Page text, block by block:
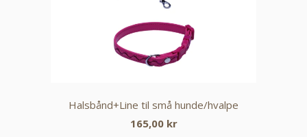
Halsbånd+Line til små hunde/hvalpe
165,00 kr